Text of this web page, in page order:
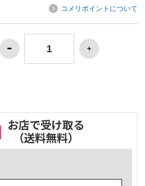
コメリポイントについて
お店で受け取る
（送料無料）